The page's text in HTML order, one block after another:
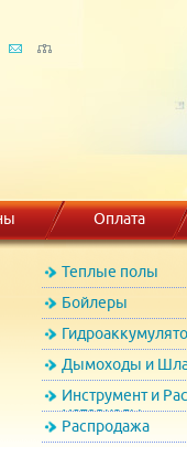
Оплата
Теплые полы
Бойлеры
Дымоходы и
Инструмент и
материалы
Распродажа